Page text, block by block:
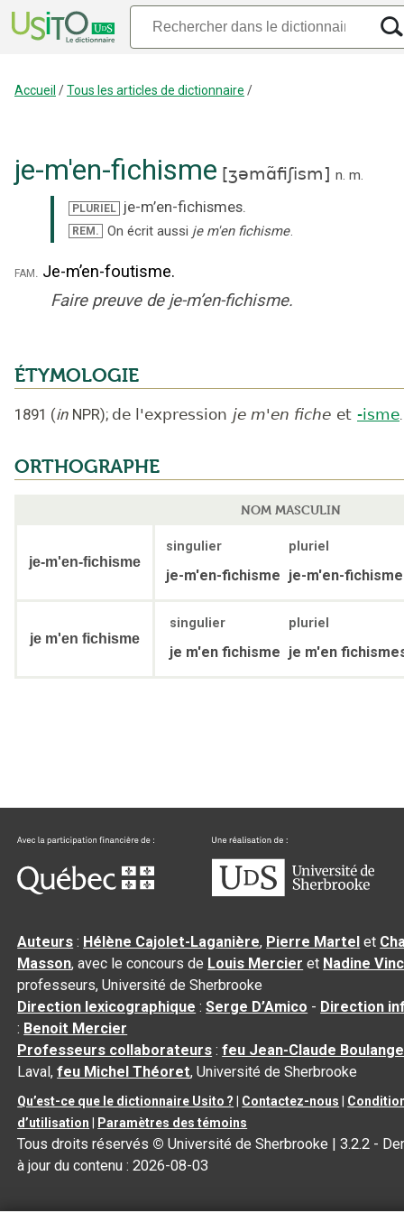
Accueil /Tous les articles de dictionnaire /
je-m'en-fichisme [ʒəmɑ̃fiʃism] n. m.
PLURIEL je-m’en-fichismes.
REM. On écrit aussi je m'en fichisme
fam. Je-m’en-foutisme.
Faire preuve de je-m’en-fichisme.
ÉTYMOLOGIE
1891 (in NPR); de l'expression je m'en fiche et -isme.
ORTHOGRAPHE
NOM MASCULIN
je-m'en-fichisme
singulier pluriel
je-m'en-fichisme je-m'en-
je m'en fichisme
singulier pluriel
je m'en fichisme je m'en
Auteurs : Hélène Cajolet-Laganière, Pierre Martel et
Masson, avec le concours de Louis Mercier et Nadine
professeurs, Université de Sherbrooke
Direction lexicographique :Serge D’Amico - Direction
: Benoit Mercier
Professeurs collaborateurs :feu Jean-Claude
Laval,feu Michel Théoret, Université de Sherbrooke
Qu’est-ce que le dictionnaire Usito ? Contactez-nous
d’utilisation
Paramètres des témoins
Tous droits réservés © Université de Sherbrooke |3.2.2 -
à jour du contenu :2026-08-03